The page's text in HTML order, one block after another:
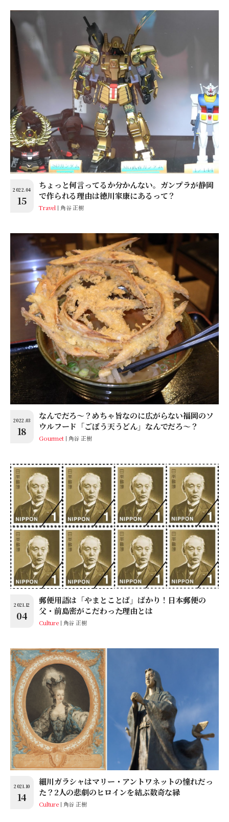
2022.04
15
ちょっと何言ってるか分かんない。ガンプラが静岡
で作られる理由は徳川家康にあるって？
Travel 角谷 正樹
2022.03
18
なんでだろ～？めちゃ旨なのに広がらない福岡のソ
ウルフード「ごぼう天うどん」なんでだろ～？
Gourmet 角谷 正樹
2021.12
04
郵便用語は「やまとことば」ばかり！日本郵便の
父・前島密がこだわった理由とは
Culture 角谷 正樹
2021.10
14
細川ガラシャはマリー・アントワネットの憧れだっ
た？2人の悲劇のヒロインを結ぶ数奇な縁
Culture 角谷 正樹